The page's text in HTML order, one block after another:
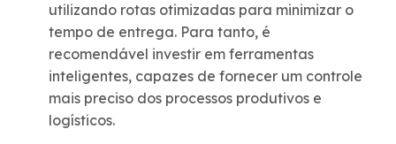
utilizando rotas otimizadas para minimizar o
tempo de entrega. Para tanto, é
recomendável investir em ferramentas
inteligentes, capazes de fornecer um controle
mais preciso dos processos produtivos e
logísticos.